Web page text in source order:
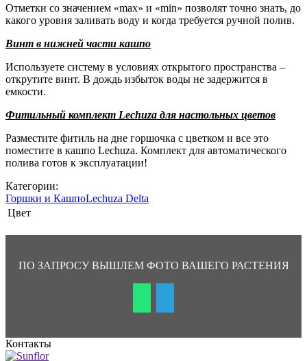
Отметки со значением «max» и «min» позволят точно знать, до
какого уровня заливать воду и когда требуется ручной полив.
Винт в нижней части кашпо
Используете систему в условиях открытого пространства –
открутите винт. В дождь избыток воды не задержится в
емкости.
Фитильный комплект Lechuza для настольных цветов
Разместите фитиль на дне горшочка с цветком и все это
поместите в кашпо Lechuza. Комплект для автоматического
полива готов к эксплуатации!
Категории:
Горшки и КашпоLechuza Delta
Цвет
ПО ЗАПРОСУ ВЫШЛЕМ ФОТО ВАШЕГО РАСТЕНИЯ
Контакты